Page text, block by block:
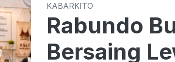
KABARKITO
Rabundo
Bersaing